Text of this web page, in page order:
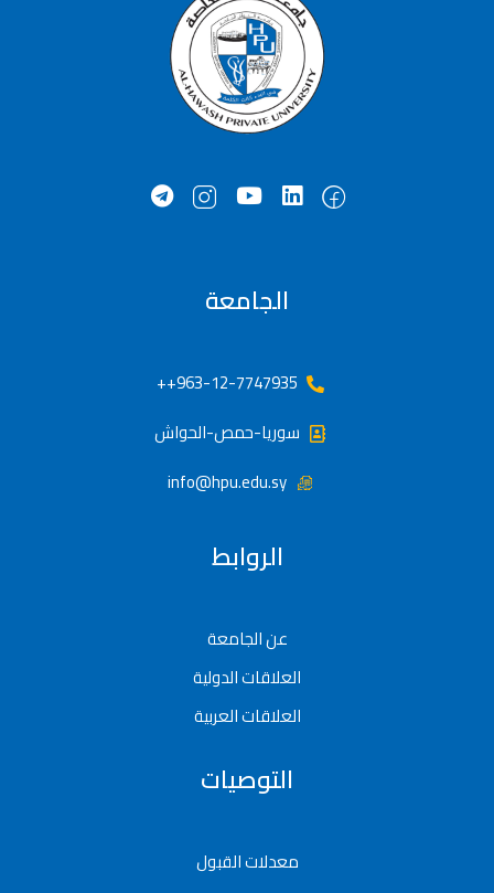
الجامعة
963-12-7747935++
سوريا-حمص-الحواش
info@hpu.edu.sy
الروابط
عن الجامعة
العلاقات الدولية
العلاقات العربية
التوصيات
معدلات القبول